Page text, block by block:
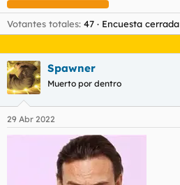
Votantes totales 47 Encuesta cerrada
Spawner
Muerto por dentro
29 Abr 2022